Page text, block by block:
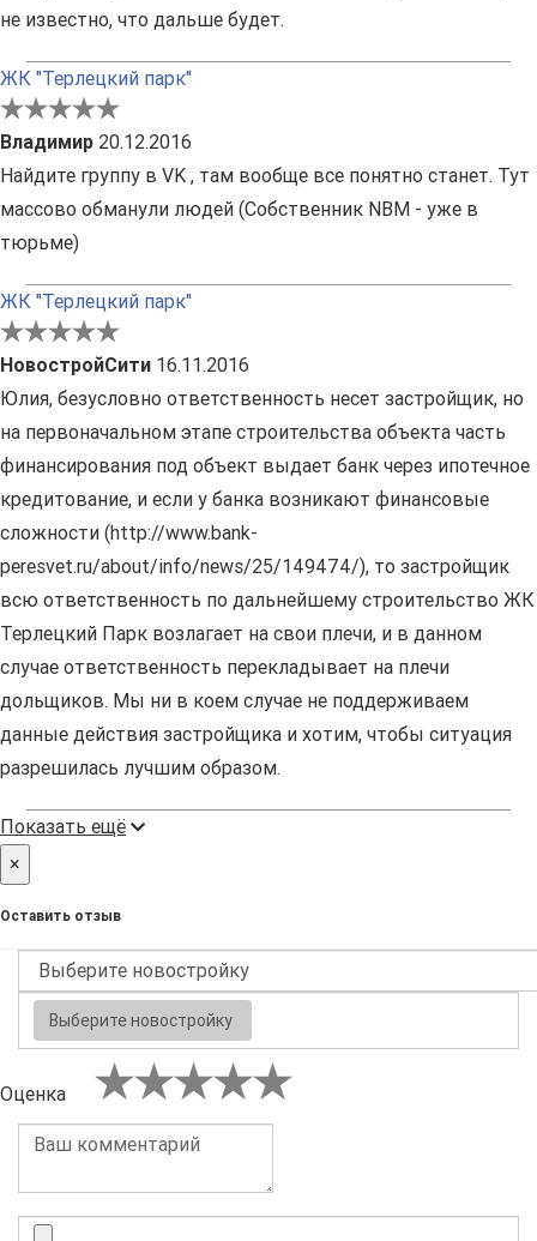
не известно, что дальше будет.
ЖК "Терлецкий парк"
Владимир 20.12.2016
Найдите группу в VK , там вообще все понятно станет. Тут
массово обманули людей (Собственник NBM - уже в
тюрьме)
ЖК "Терлецкий парк"
НовостройСити 16.11.2016
Юлия, безусловно ответственность несет застройщик, но
на первоначальном этапе строительства объекта часть
финансирования под объект выдает банк через ипотечное
кредитование, и если у банка возникают финансовые
сложности (http://www.bank-
peresvet.ru/about/info/news/25/149474/), то застройщик
всю ответственность по дальнейшему строительство ЖК
Терлецкий Парк возлагает на свои плечи, и в данном
случае ответственность перекладывает на плечи
дольщиков. Мы ни в коем случае не поддерживаем
данные действия застройщика и хотим, чтобы ситуация
разрешилась лучшим образом.
Показать ещё
×
Оставить отзыв
Выберите новостройку
Оценка